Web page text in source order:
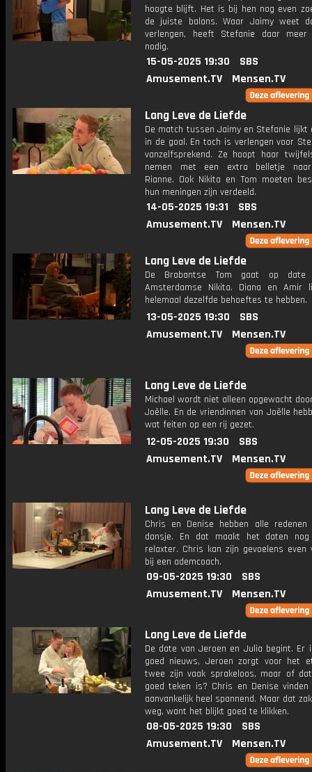
hoogte blijft. Het is bij hen nog even
de juiste balans. Waar Jaimy weet
verlengen, heeft Stefanie daar
nodig.
15-05-2025 19:30
SBS
Amusement.TV
Mensen.TV
Lang Leve de Liefde
De match tussen Jaimy en Stefanie lijkt
in de goal. En toch is verlengen voor
vanzelfsprekend. Ze hoopt haar
nemen met een extra belletje
Rianne. Ook Nikita en Tom moeten
hun meningen zijn verdeeld.
14-05-2025 19:31
SBS
Amusement.TV
Mensen.TV
Lang Leve de Liefde
De Brabantse Tom gaat op
Amsterdamse Nikita. Diana en Amir
helemaal dezelfde behoeftes te hebben.
13-05-2025 19:30
SBS
Amusement.TV
Mensen.TV
Lang Leve de Liefde
Michael wordt niet alleen opgewacht
Joëlle. En de vriendinnen van Joëlle
wat feiten op een rij gezet.
12-05-2025 19:30
SBS
Amusement.TV
Mensen.TV
Lang Leve de Liefde
Chris en Denise hebben alle redenen
dansje. En dat maakt het daten
relaxter. Chris kan zijn gevoelens even
bij een ademcoach.
09-05-2025 19:30
SBS
Amusement.TV
Mensen.TV
Lang Leve de Liefde
De date van Jeroen en Julia begint. Er
goed nieuws, Jeroen zorgt voor het
twee zijn vaak sprakeloos, maar of
goed teken is? Chris en Denise
aanvankelijk heel spannend. Maar dat
weg, want het blijkt goed te klikken.
08-05-2025 19:30
SBS
Amusement.TV
Mensen.TV